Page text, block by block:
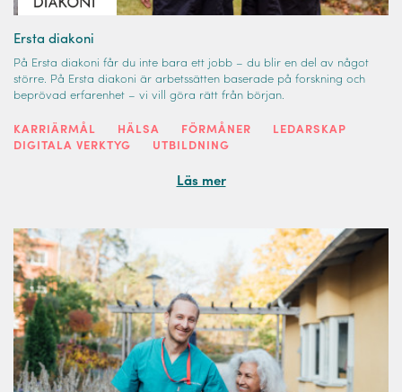
Ersta diakoni
På Ersta diakoni får du inte bara ett jobb – du blir en del av något
större. På Ersta diakoni är arbetssätten baserade på forskning och
beprövad erfarenhet – vi vill göra rätt från början.
KARRIÄRMÅL HÄLSA FÖRMÅNER
LEDARSKAP
DIGITALA VERKTYG
UTBILDNING
Läs mer